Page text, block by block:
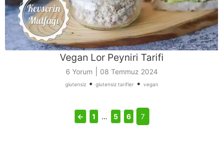
Vegan Lor Peyniri Tarifi
6 Yorum 08 Temmuz 2024
glutensiz• glutensiz tarifler• vegan
← 1 … 5 6 7